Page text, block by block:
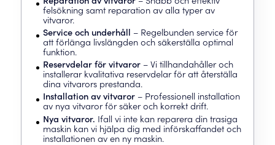
felsökning samt reparation av alla typer av
vitvaror.
Service och underhåll – Regelbunden service för
att förlänga livslängden och säkerställa optimal
funktion.
Reservdelar för vitvaror– Vi tillhandahåller och
installerar kvalitativa reservdelar för att återställa
dina vitvarors prestanda.
Installation av vitvaror– Professionell installation
av nya vitvaror för säker och korrekt drift.
Nya vitvaror. Ifall vi inte kan reparera din trasiga
maskin kan vi hjälpa dig med införskaffandet och
installationen av en ny maskin.